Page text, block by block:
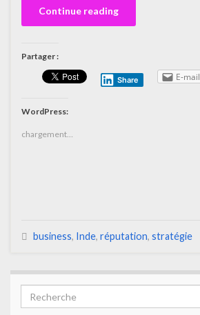
Continue reading
Partager :
Share E-mail
WordPress:
chargement…
business, Inde, réputation, stratégie